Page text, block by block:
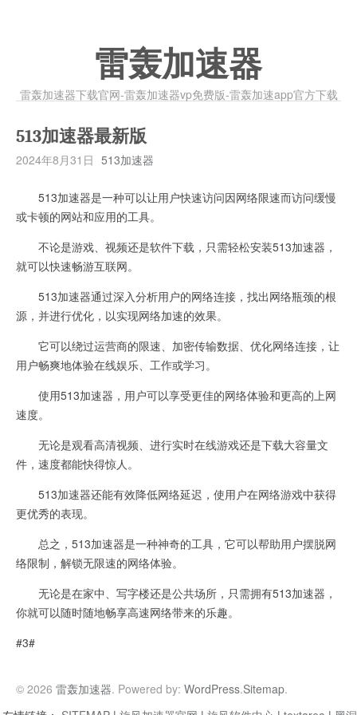
雷轰加速器
雷轰加速器下载官网-雷轰加速器vp免费版-雷轰加速app官方下载
513加速器最新版
2024年8月31日 513加速器
513加速器是一种可以让用户快速访问因网络限速而访问缓慢
或卡顿的网站和应用的工具。
不论是游戏、视频还是软件下载，只需轻松安装513加速器，
就可以快速畅游互联网。
513加速器通过深入分析用户的网络连接，找出网络瓶颈的根
源，并进行优化，以实现网络加速的效果。
它可以绕过运营商的限速、加密传输数据、优化网络连接，让
用户畅爽地体验在线娱乐、工作或学习。
使用513加速器，用户可以享受更佳的网络体验和更高的上网
速度。
无论是观看高清视频、进行实时在线游戏还是下载大容量文
件，速度都能快得惊人。
513加速器还能有效降低网络延迟，使用户在网络游戏中获得
更优秀的表现。
总之，513加速器是一种神奇的工具，它可以帮助用户摆脱网
络限制，解锁无限速的网络体验。
无论是在家中、写字楼还是公共场所，只需拥有513加速器，
你就可以随时随地畅享高速网络带来的乐趣。
#3#
© 2026 雷轰加速器. Powered by: WordPress.Sitemap.